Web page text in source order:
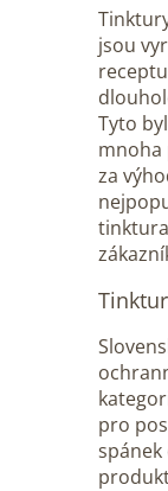
jsou
Tyto
mnoha
za
pro
spánek